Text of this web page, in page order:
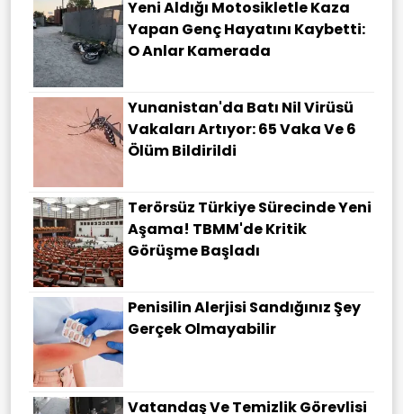
Yeni Aldığı Motosikletle Kaza
Yapan Genç Hayatını Kaybetti:
O Anlar Kamerada
Yunanistan'da Batı Nil Virüsü
Vakaları Artıyor: 65 Vaka Ve 6
Ölüm Bildirildi
Terörsüz Türkiye Sürecinde Yeni
Aşama! TBMM'de Kritik
Görüşme Başladı
Penisilin Alerjisi Sandığınız Şey
Gerçek Olmayabilir
Vatandaş Ve Temizlik Görevlisi